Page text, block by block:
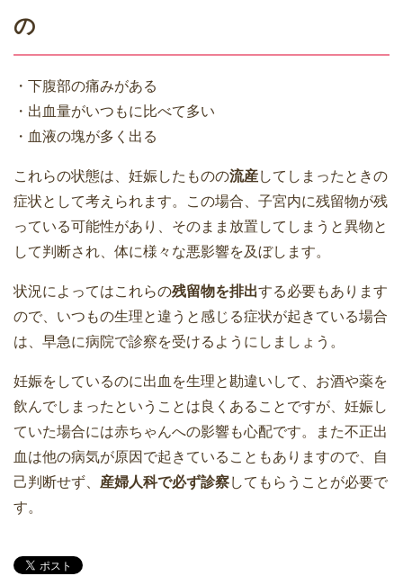
の
・下腹部の痛みがある
・出血量がいつもに比べて多い
・血液の塊が多く出る
これらの状態は、妊娠したものの流産してしまったときの
症状として考えられます。この場合、子宮内に残留物が残
っている可能性があり、そのまま放置してしまうと異物と
して判断され、体に様々な悪影響を及ぼします。
状況によってはこれらの残留物を排出する必要もあります
ので、いつもの生理と違うと感じる症状が起きている場合
は、早急に病院で診察を受けるようにしましょう。
妊娠をしているのに出血を生理と勘違いして、お酒や薬を
飲んでしまったということは良くあることですが、妊娠し
ていた場合には赤ちゃんへの影響も心配です。また不正出
血は他の病気が原因で起きていることもありますので、自
己判断せず、 産婦人科で必ず診察してもらうことが必要で
す。